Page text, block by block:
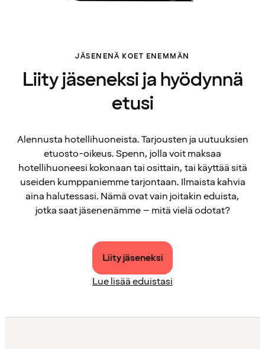
JÄSENENÄ KOET ENEMMÄN
Liity jäseneksi ja hyödynnä
etusi
Alennusta hotellihuoneista. Tarjousten ja uutuuksien
etuosto-oikeus. Spenn, jolla voit maksaa
hotellihuoneesi kokonaan tai osittain, tai käyttää sitä
useiden kumppaniemme tarjontaan. Ilmaista kahvia
aina halutessasi. Nämä ovat vain joitakin eduista,
jotka saat jäsenenämme – mitä vielä odotat?
Liity jäseneksi
Lue lisää eduistasi